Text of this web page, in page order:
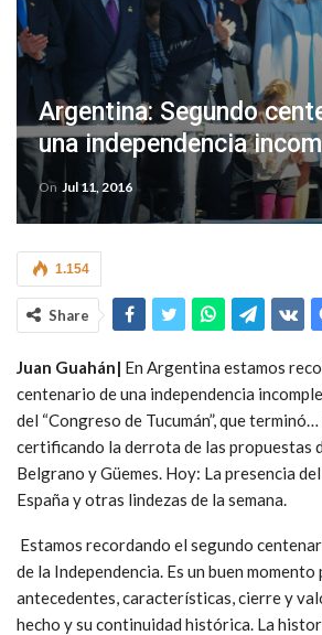
Argentina: Segundo
una independencia
On Jul 11, 2016
1.154
Share
Juan Guahán| En Argentina estamos
centenario de una independencia
del “Congreso de Tucumán”, que
certificando la derrota de las propuestas
Belgrano y Güemes. Hoy: La presencia
España y otras lindezas de la semana.
Estamos recordando el segundo
de la Independencia. Es un buen
antecedentes, características, cierre y
hecho y su continuidad histórica. La